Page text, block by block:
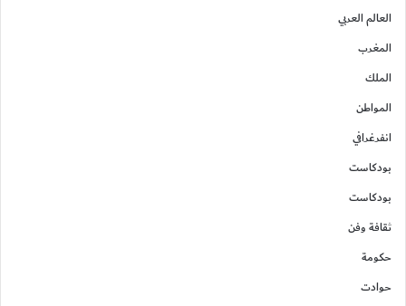
العالم العربي
المغرب
الملك
المواطن
انفرغرافي
بودكاست
بودكاست
ثقافة وفن
حكومة
حوادت